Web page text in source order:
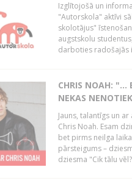
Izglītojošā un
"Autorskola" aktīvi
skolotājus"
augstskolu
darboties radošajās
CHRIS NOAH: "…
NEKAS
Jauns, talantīgs un
Chris Noah. Esam
bet pirms neilga
pārsteigums –
dziesma "Cik tālu